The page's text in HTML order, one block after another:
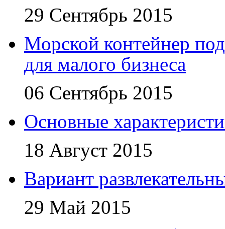
29 Сентябрь 2015
Морской контейнер
для малого бизнеса
06 Сентябрь 2015
Основные
18 Август 2015
Вариант
29 Май 2015